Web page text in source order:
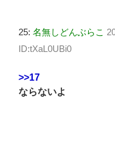
25: 名無しどんぶらこ
ID:tXaL0UBi0
>>17
ならないよ